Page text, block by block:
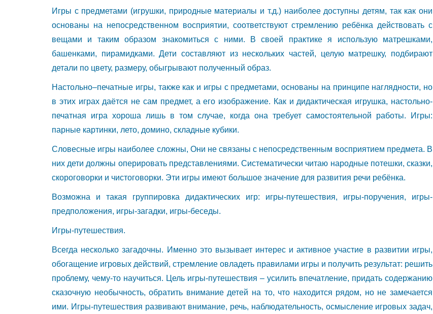
Игры с предметами (игрушки, природные материалы и т.д.) наиболее доступны детям, так как они
основаны на непосредственном восприятии, соответствуют стремлению ребёнка действовать с
вещами и таким образом знакомиться с ними. В своей практике я использую матрешками,
башенками, пирамидками. Дети составляют из нескольких частей, целую матрешку, подбирают
детали по цвету, размеру, обыгрывают полученный образ.
Настольно–печатные игры, также как и игры с предметами, основаны на принципе наглядности, но
в этих играх даётся не сам предмет, а его изображение. Как и дидактическая игрушка, настольно-
печатная игра хороша лишь в том случае, когда она требует самостоятельной работы. Игры:
парные картинки, лето, домино, складные кубики.
Словесные игры наиболее сложны, Они не связаны с непосредственным восприятием предмета. В
них дети должны оперировать представлениями. Систематически читаю народные потешки, сказки,
скороговорки и чистоговорки. Эти игры имеют большое значение для развития речи ребёнка.
Возможна и такая группировка дидактических игр: игры-путешествия, игры-поручения, игры-
предположения, игры-загадки, игры-беседы.
Игры-путешествия.
Всегда несколько загадочны. Именно это вызывает интерес и активное участие в развитии игры,
обогащение игровых действий, стремление овладеть правилами игры и получить результат: решить
проблему, чему-то научиться. Цель игры-путешествия – усилить впечатление, придать содержанию
сказочную необычность, обратить внимание детей на то, что находится рядом, но не замечается
ими. Игры-путешествия развивают внимание, речь, наблюдательность, осмысление игровых задач,